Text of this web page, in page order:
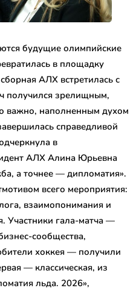
будущие олимпийские
в площадку
АЛХ встретилась с
получился зрелищным,
важно, наполненным духом
справедливой
в
АЛХ Алина Юрьевна
а точнее — дипломатия».
всего мероприятия:
взаимопонимания и
Участники гала-матча —
сообщества,
хоккея — получили
— классическая, из
льда. 2026»,